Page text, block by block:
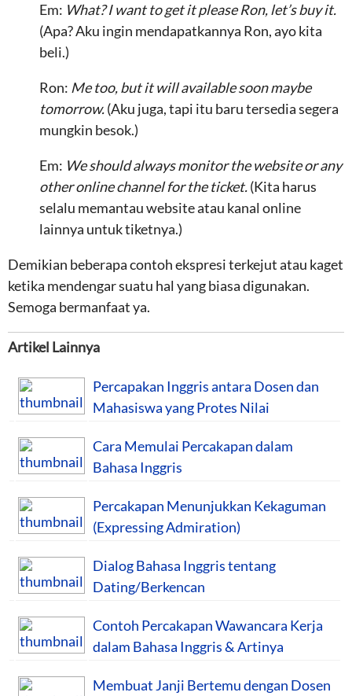
Em: What? I want to get it please Ron, let’s buy it.
(Apa? Aku ingin mendapatkannya Ron, ayo kita
beli.)
Ron: Me too, but it will available soon maybe
tomorrow.(Aku juga, tapi itu baru tersedia segera
mungkin besok.)
Em: We should always monitor the website or any
other online channel for the ticket.(Kita harus
selalu memantau website atau kanal online
lainnya untuk tiketnya.)
Demikian beberapa contoh ekspresi terkejut atau kaget
ketika mendengar suatu hal yang biasa digunakan.
Semoga bermanfaat ya.
Artikel Lainnya
Percapakan Inggris antara Dosen dan
Mahasiswa yang Protes Nilai
Cara Memulai Percakapan dalam
Bahasa Inggris
Percakapan Menunjukkan Kekaguman
(Expressing Admiration)
Dialog Bahasa Inggris tentang
Dating/Berkencan
Contoh Percakapan Wawancara Kerja
dalam Bahasa Inggris & Artinya
Membuat Janji Bertemu dengan Dosen